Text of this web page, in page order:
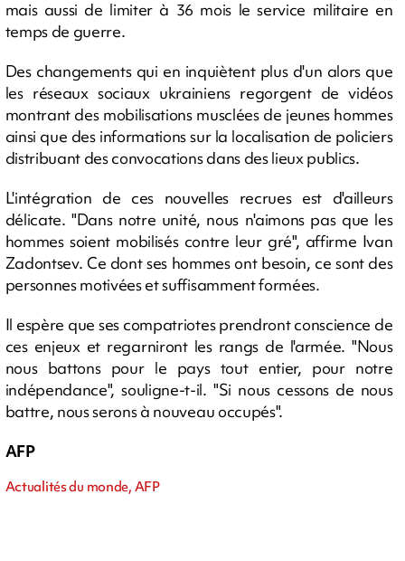
mais aussi de limiter à 36 mois le service militaire en
temps de guerre.
Des changements qui en inquiètent plus d'un alors que
les réseaux sociaux ukrainiens regorgent de vidéos
montrant des mobilisations musclées de jeunes hommes
ainsi que des informations sur la localisation de policiers
distribuant des convocations dans des lieux publics.
L'intégration de ces nouvelles recrues est d'ailleurs
délicate. "Dans notre unité, nous n'aimons pas que les
hommes soient mobilisés contre leur gré", affirme Ivan
Zadontsev. Ce dont ses hommes ont besoin, ce sont des
personnes motivées et suffisamment formées.
Il espère que ses compatriotes prendront conscience de
ces enjeux et regarniront les rangs de l'armée. "Nous
nous battons pour le pays tout entier, pour notre
indépendance", souligne-t-il. "Si nous cessons de nous
battre, nous serons à nouveau occupés".
AFP
Actualités du monde, AFP